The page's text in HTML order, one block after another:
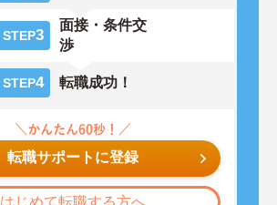
STEP3
面接・条件交
渉
STEP4 転職成功！
転職サポートに登録
はじめて転職する方へ